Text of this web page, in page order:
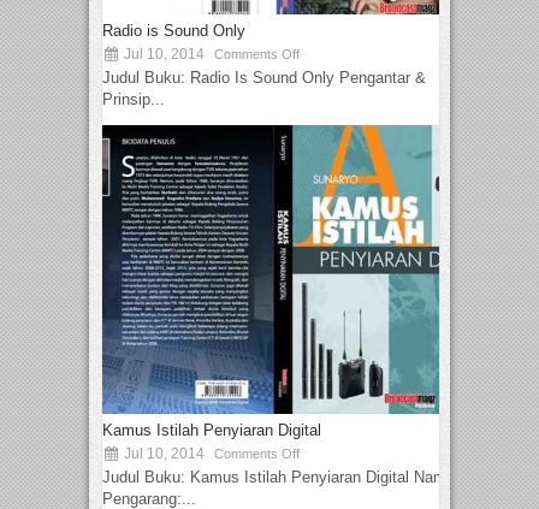
Radio is Sound Only
Jul 10, 2014 Comments Off
Judul Buku: Radio Is Sound Only Pengantar &
Prinsip...
Kamus Istilah Penyiaran Digital
Jul 10, 2014 Comments Off
Judul Buku: Kamus Istilah Penyiaran Digital Nama
Pengarang:...